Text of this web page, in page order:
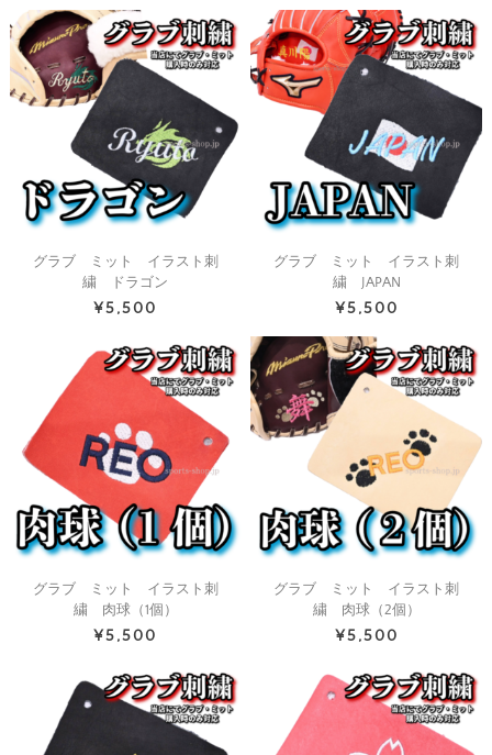
グラブ ミット イラスト刺
繍 ドラゴン
¥5,500
グラブ ミット イラスト刺
繍 JAPAN
¥5,500
グラブ ミット イラスト刺
繍 肉球（1個）
¥5,500
グラブ ミット イラスト刺
繍 肉球（2個）
¥5,500